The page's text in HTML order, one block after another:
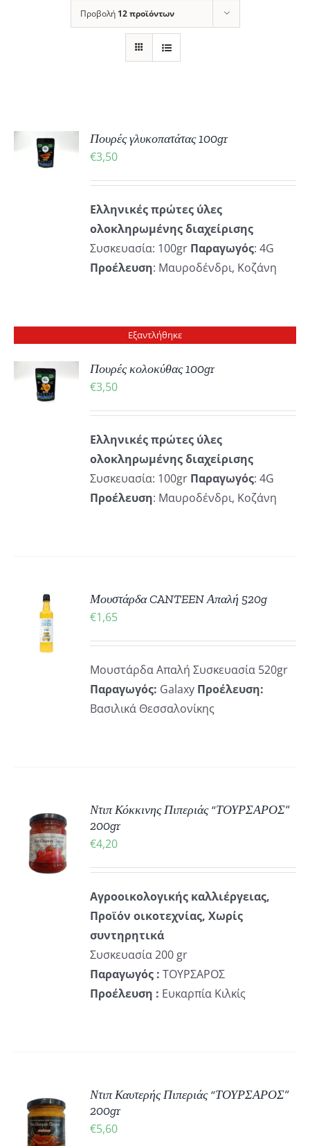
Προβολή 12 προϊόντων
Πουρές γλυκοπατάτας 100gr
€3,50
Ελληνικές πρώτες ύλες
ολοκληρωμένης διαχείρισης
Συσκευασία: 100gr Παραγωγός: 4G
Προέλευση: Μαυροδένδρι, Κοζάνη
Εξαντλήθηκε
Πουρές κολοκύθας 100gr
€3,50
Ελληνικές πρώτες ύλες
ολοκληρωμένης διαχείρισης
Συσκευασία: 100gr Παραγωγός: 4G
Προέλευση: Μαυροδένδρι, Κοζάνη
Μουστάρδα CANTEEN Απαλή 520g
€1,65
Μουστάρδα Απαλή Συσκευασία 520gr
Παραγωγός: Galaxy Προέλευση:
Βασιλικά Θεσσαλονίκης
Ντιπ Κόκκινης Πιπεριάς “ΤΟΥΡΣΑΡΟΣ”
200gr
€4,20
Αγροοικολογικής καλλιέργειας,
Προϊόν οικοτεχνίας, Χωρίς
συντηρητικά
Συσκευασία 200 gr
Παραγωγός : ΤΟΥΡΣΑΡΟΣ
Προέλευση : Ευκαρπία Κιλκίς
Ντιπ Καυτερής Πιπεριάς “ΤΟΥΡΣΑΡΟΣ”
200gr
€5,60